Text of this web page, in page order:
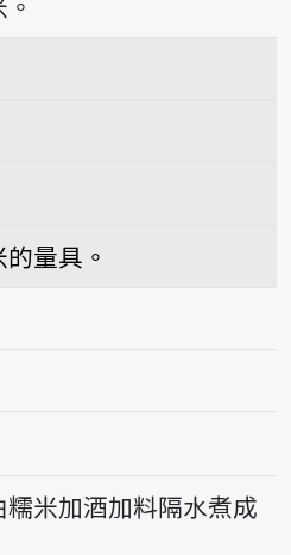
量具。
讀bí-ko
米加酒加料隔水煮成